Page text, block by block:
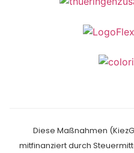
Diese Maßnahmen
mitfinanziert durch